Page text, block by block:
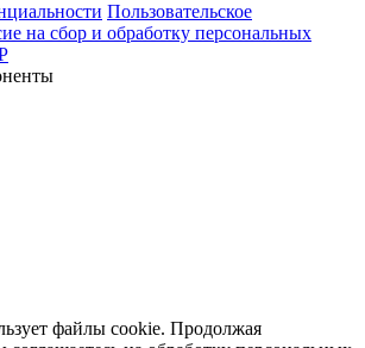
Пользовательское
на сбор и обработку персональных
файлы cookie. Продолжая